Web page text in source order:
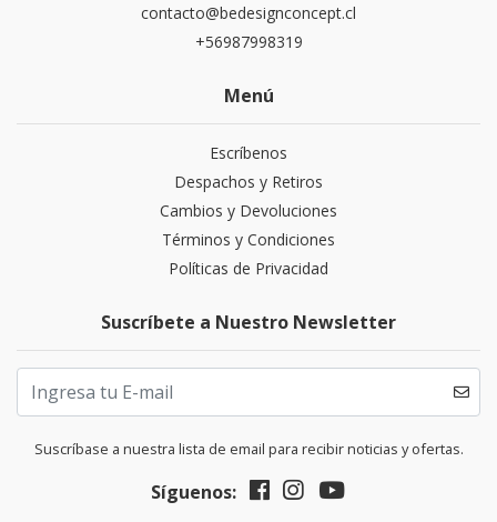
contacto@bedesignconcept.cl
+56987998319
Menú
Escríbenos
Despachos y Retiros
Cambios y Devoluciones
Términos y Condiciones
Políticas de Privacidad
Suscríbete a Nuestro Newsletter
Suscríbase a nuestra lista de email para recibir noticias y ofertas.
Síguenos: